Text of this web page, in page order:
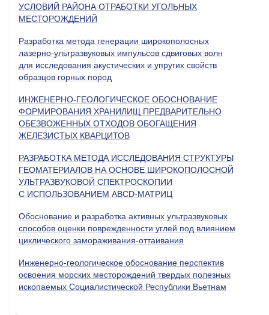
УСЛОВИЙ РАЙОНА ОТРАБОТКИ УГОЛЬНЫХ
МЕСТОРОЖДЕНИЙ
Разработка метода генерации широкополосных
лазерно-ультразвуковых импульсов сдвиговых волн
для исследования акустических и упругих свойств
образцов горных пород
ИНЖЕНЕРНО-ГЕОЛОГИЧЕСКОЕ ОБОСНОВАНИЕ
ФОРМИРОВАНИЯ ХРАНИЛИЩ ПРЕДВАРИТЕЛЬНО
ОБЕЗВОЖЕННЫХ ОТХОДОВ ОБОГАЩЕНИЯ
ЖЕЛЕЗИСТЫХ КВАРЦИТОВ
РАЗРАБОТКА МЕТОДА ИССЛЕДОВАНИЯ СТРУКТУРЫ
ГЕОМАТЕРИАЛОВ НА ОСНОВЕ ШИРОКОПОЛОСНОЙ
УЛЬТРАЗВУКОВОЙ СПЕКТРОСКОПИИ
С ИСПОЛЬЗОВАНИЕМ ABCD-МАТРИЦ
Обоснование и разработка активных ультразвуковых
способов оценки поврежденности углей под влиянием
циклического замораживания-оттаивания
Инженерно-геологическое обоснование перспектив
освоения морских месторождений твердых полезных
ископаемых Социалистической Республики Вьетнам